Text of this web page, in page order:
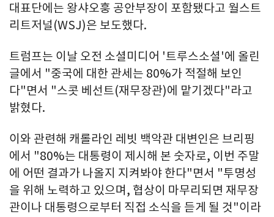
대표단에는 왕샤오훙 공안부장이 포함됐다고 월스트
리트저널(WSJ)은 보도했다.
트럼프는 이날 오전 소셜미디어 '트루스소셜'에 올린
글에서 "중국에 대한 관세는 80%가 적절해 보인
다"면서 "스콧 베선트(재무장관)에 맡기겠다"라고
밝혔다.
이와 관련해 캐롤라인 레빗 백악관 대변인은 브리핑
에서 "80%는 대통령이 제시해 본 숫자로, 이번 주말
에 어떤 결과가 나올지 지켜봐야 한다"면서 "투명성
을 위해 노력하고 있으며, 협상이 마무리되면 재무장
관이나 대통령으로부터 직접 소식을 듣게 될 것"이라